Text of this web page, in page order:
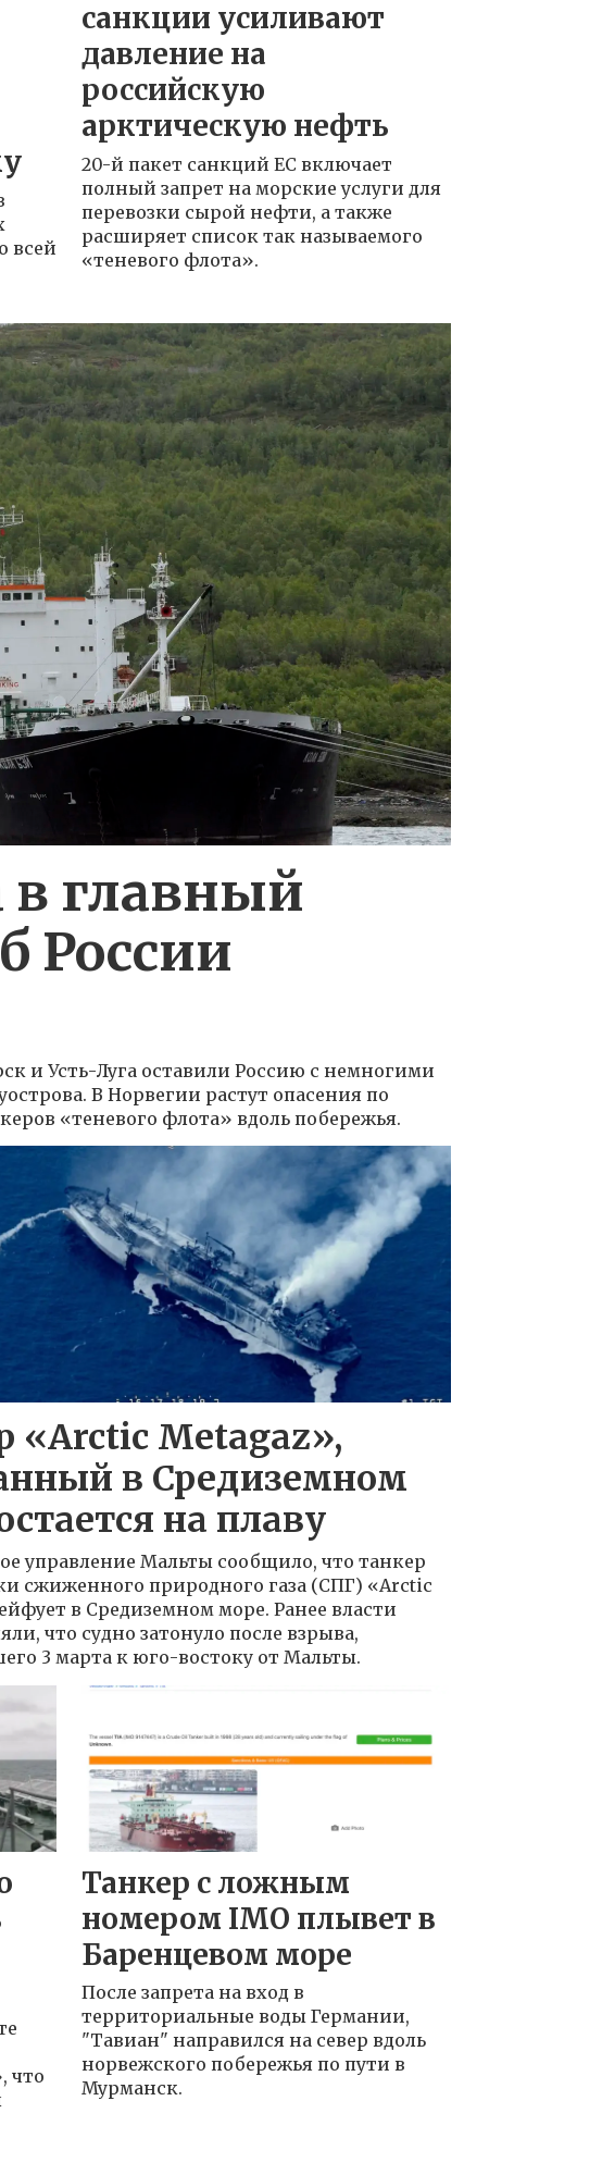
всей
санкции усиливают
давление на
российскую
арктическую нефть
20-й пакет санкций ЕС включает
полный запрет на морские услуги для
перевозки сырой нефти, а также
расширяет список так называемого
«теневого флота».
главный
России
и Усть-Луга оставили Россию с немногими
В Норвегии растут опасения по
«теневого флота» вдоль побережья.
«Arctic Metagaz»,
в Средиземном
на плаву
управление Мальты сообщило, что танкер
сжиженного природного газа (СПГ) «Arctic
в Средиземном море. Ранее власти
что судно затонуло после взрыва,
3 марта к юго-востоку от Мальты.
что
Танкер с ложным
номером IMO плывет в
Баренцевом море
После запрета на вход в
территориальные воды Германии,
"Тавиан" направился на север вдоль
норвежского побережья по пути в
Мурманск.